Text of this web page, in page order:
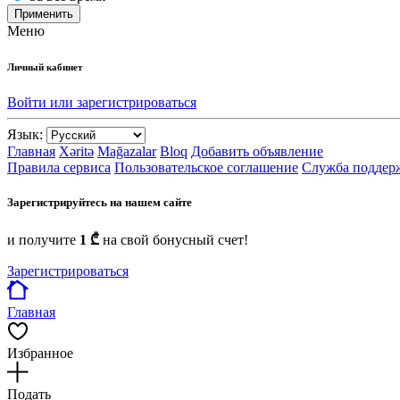
Применить
Меню
Личный кабинет
Войти или зарегистрироваться
Язык:
Главная Xəritə Mağazalar Bloq Добавить объявление
Правила сервиса Пользовательское соглашение Служба
Зарегистрируйтесь на нашем сайте
и получите 1 ₾ на свой бонусный счет!
Зарегистрироваться
Главная
Избранное
Подать